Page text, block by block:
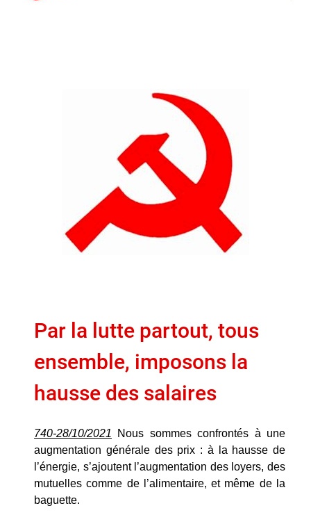
Par la lutte partout, tous
ensemble, imposons la
hausse des salaires
740-28/10/2021 Nous sommes confrontés à une
augmentation générale des prix : à la hausse de
l’énergie, s’ajoutent l’augmentation des loyers, des
mutuelles comme de l’alimentaire, et même de la
baguette.